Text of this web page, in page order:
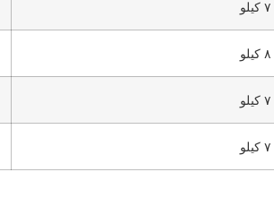
۷ کیلو
۸ کیلو
۷ کیلو
۷ کیلو